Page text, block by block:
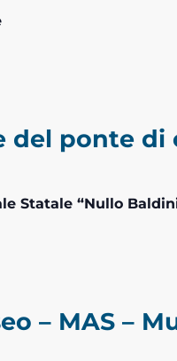
del ponte
Statale “Nullo
– MAS –